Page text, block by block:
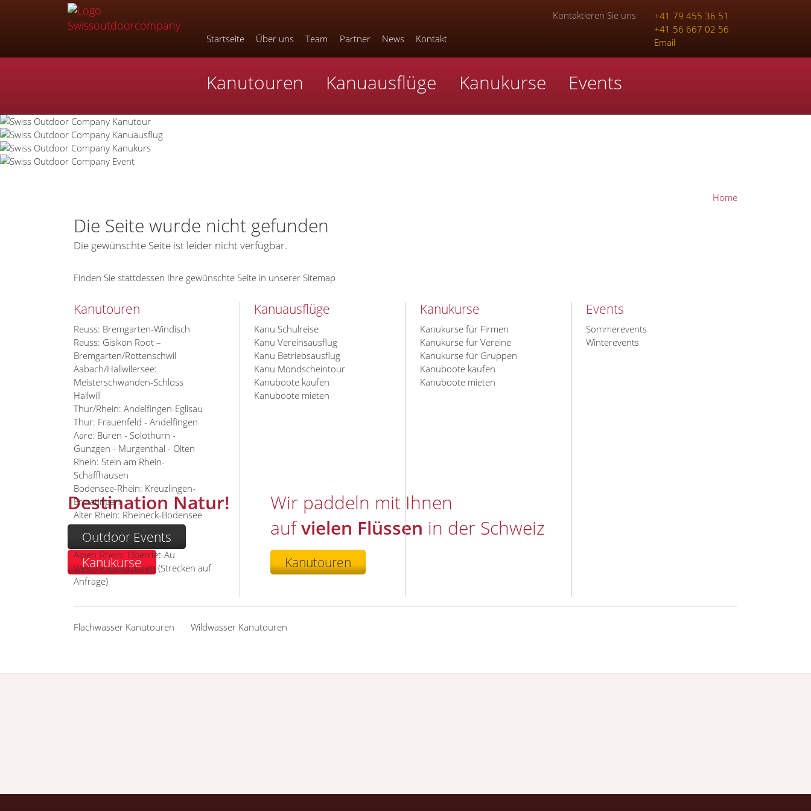
Kontaktieren Sie uns
+41 79 455 36 51
+41 56 667 02 56
Email
Startseite Über uns Team Partner News Kontakt
Kanutouren Kanuausflüge Kanukurse Events
Naturerlebnisse à la carte!
Kanuausflüge
Wir paddeln mit Ihnen
aufvielen Flüssen in der Schweiz
Kanutouren
Viel Praxis, viel Spass
und wenig Theorie
Kanukurse
Destination Natur!
Outdoor Events
Home
Die Seite wurde nicht gefunden
Die gewünschte Seite ist leider nicht verfügbar.
Finden Sie stattdessen Ihre gewünschte Seite in unserer Sitemap
Kanutouren
Reuss: Bremgarten-Windisch
Reuss: Gisikon Root –
Bremgarten/Rottenschwil
Aabach/Hallwilersee:
Meisterschwanden-Schloss
Hallwill
Thur/Rhein: Andelfingen-Eglisau
Thur: Frauenfeld - Andelfingen
Aare: Büren - Solothurn -
Gunzgen - Murgenthal - Olten
Rhein: Stein am Rhein-
Schaffhausen
Bodensee-Rhein: Kreuzlingen-
Ermatingen
Alter Rhein: Rheineck-Bodensee
Binnenkanal: Altstätten-St.
Margrethen
Alpen-Rhein: Oberriet-Au
Weitere Kanutouren (Strecken auf
Anfrage)
Kanuausflüge
Kanu Schulreise
Kanu Vereinsausflug
Kanu Betriebsausflug
Kanu Mondscheintour
Kanuboote kaufen
Kanuboote mieten
Kanukurse
Kanukurse für Firmen
Kanukurse für Vereine
Kanukurse für Gruppen
Kanuboote kaufen
Kanuboote mieten
Events
Sommerevents
Winterevents
Flachwasser Kanutouren Wildwasser Kanutouren